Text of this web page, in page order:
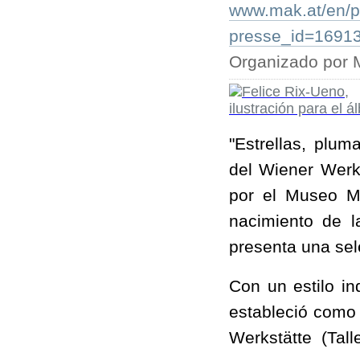
www.mak.at/en/
Organizado por
"Estrellas,
del Wiener
por el Museo
nacimiento de
presenta una
Con un estilo
estableció
Werkstätte